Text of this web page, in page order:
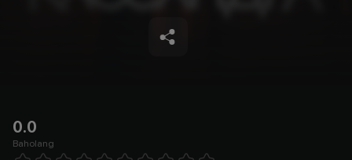
0.0
Baholang